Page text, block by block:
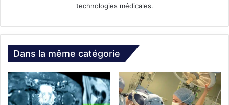
technologies médicales.
Dans la même catégorie